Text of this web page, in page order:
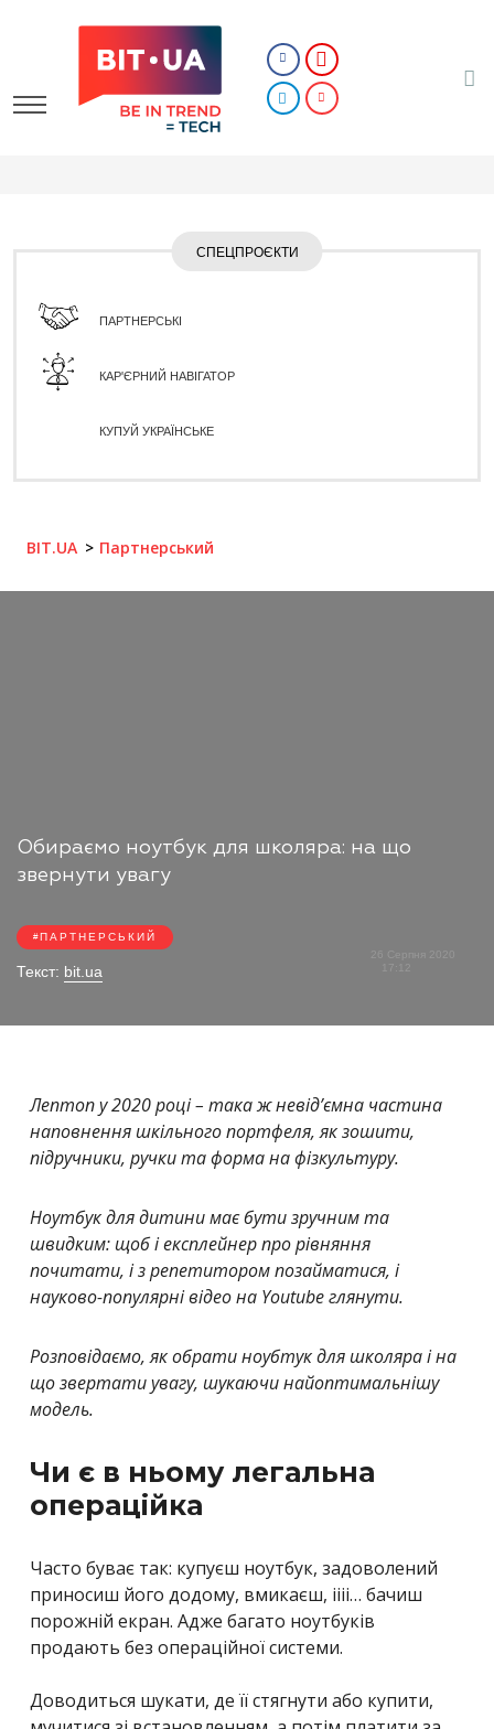
СПЕЦПРОЄКТИ
ПАРТНЕРСЬКІ
КАР'ЄРНИЙ НАВІГАТОР
КУПУЙ УКРАЇНСЬКЕ
BIT.UA Партнерський
Обираємо ноутбук для школяра: на що
звернути увагу
ПАРТНЕРСЬКИЙ
Текст: bit.ua
17:12
Лептоп у 2020 році – така ж невід’ємна частина
наповнення шкільного портфеля, як зошити,
підручники, ручки та форма на фізкультуру.
Ноутбук для дитини має бути зручним та
швидким: щоб і експлейнер про рівняння
почитати, і з репетитором позайматися, і
науково-популярні відео на Youtube глянути.
Розповідаємо, як обрати ноубтук для школяра і на
що звертати увагу, шукаючи найоптимальнішу
модель.
Чи є в ньому легальна
операційка
Часто буває так: купуєш ноутбук, задоволений
приносиш його додому, вмикаєш, іііі… бачиш
порожній екран. Адже багато ноутбуків
продають без операційної системи.
Доводиться шукати, де її стягнути або купити,